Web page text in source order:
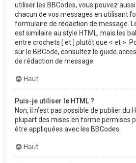
utiliser les BBCodes, vous pouvez
chacun de vos messages en utilisant
formulaire de rédaction de message.
est similaire au style HTML, mais les
entre crochets [ et ] plutôt que < et >.
sur le BBCode, consultez le guide
de rédaction de message.
Haut
Puis-je utiliser le HTML ?
Non, il n’est pas possible de publier du
plupart des mises en forme permises
être appliquées avec les BBCodes.
Haut